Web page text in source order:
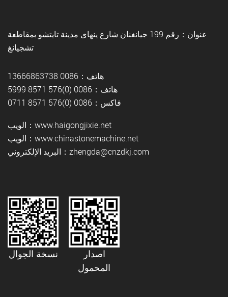
عنوان：رقم 199 جيانغنان شارع ينهاى مدينة تايتشو بمقاطعة
تشجيانغ
هاتف：0086 13666863738
هاتف：0086 (0)576 8571 5999
فاكس：0086 (0)576 8571 0711
الويب：www.haigongjixie.net
الويب：www.chinastonemachine.net
البريد الإلكتروني：zhengda@cnzdkj.com
نسخة الجوال
اصدار
المحمول